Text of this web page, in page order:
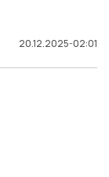
20.12.2025-02:01